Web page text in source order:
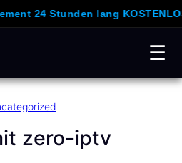
24 Stunden lang
☰
zero-iptv